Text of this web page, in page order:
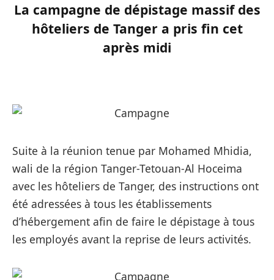
La campagne de dépistage massif des
hôteliers de Tanger a pris fin cet
après midi
Suite à la réunion tenue par Mohamed Mhidia,
wali de la région Tanger-Tetouan-Al Hoceima
avec les hôteliers de Tanger, des instructions ont
été adressées à tous les établissements
d’hébergement afin de faire le dépistage à tous
les employés avant la reprise de leurs activités.